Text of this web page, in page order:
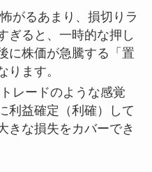
がるあまり、損切りラ
ぎると、一時的な押し
に株価が急騰する「置
ります。
レードのような感覚
利益確定（利確）して
きな損失をカバーでき